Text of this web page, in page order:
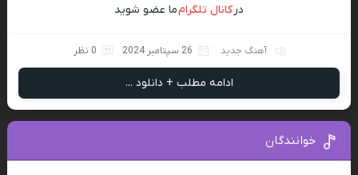
درکانال تلگرامما عضو شوید
آهنگ جدید 26 سپتامبر 2024 0 نظر
ادامه مطلب + دانلود ...
خوانندگان